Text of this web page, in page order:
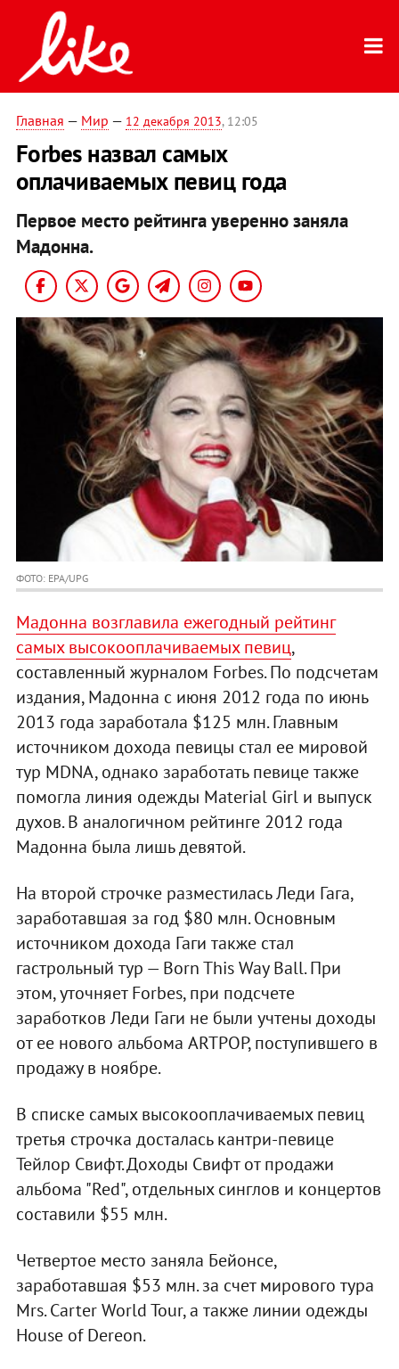
Главная — Мир — 12 декабря 2013, 12:05
Forbes назвал самых
оплачиваемых певиц года
Первое место рейтинга уверенно заняла
Мадонна.
ФОТО: EPA/UPG
Мадонна возглавила ежегодный рейтинг
самых высокооплачиваемых певиц,
составленный журналом Forbes. По подсчетам
издания, Мадонна с июня 2012 года по июнь
2013 года заработала $125 млн. Главным
источником дохода певицы стал ее мировой
тур MDNA, однако заработать певице также
помогла линия одежды Material Girl и выпуск
духов. В аналогичном рейтинге 2012 года
Мадонна была лишь девятой.
На второй строчке разместилась Леди Гага,
заработавшая за год $80 млн. Основным
источником дохода Гаги также стал
гастрольный тур — Born This Way Ball. При
этом, уточняет Forbes, при подсчете
заработков Леди Гаги не были учтены доходы
от ее нового альбома ARTPOP, поступившего в
продажу в ноябре.
В списке самых высокооплачиваемых певиц
третья строчка досталась кантри-певице
Тейлор Свифт. Доходы Свифт от продажи
альбома "Red", отдельных синглов и концертов
составили $55 млн.
Четвертое место заняла Бейонсе,
заработавшая $53 млн. за счет мирового тура
Mrs. Carter World Tour, а также линии одежды
House of Dereon.